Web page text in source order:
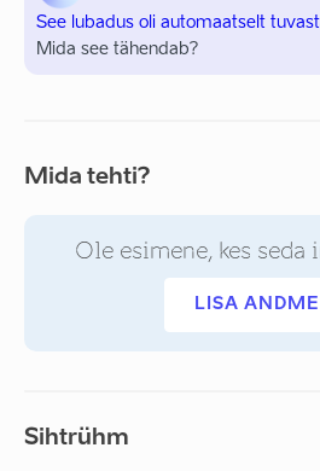
See lubadus oli automaatselt
Mida see tähendab?
Mida tehti?
Ole esimene, kes
LISA
Sihtrühm